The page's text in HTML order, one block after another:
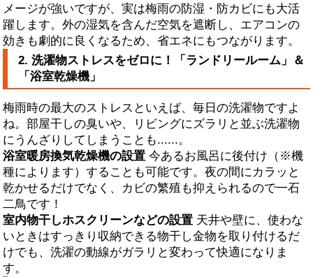
メージが強いですが、実は梅雨の防湿・防カビにも大活
躍します。外の湿気を含んだ空気を遮断し、エアコンの
効きも劇的に良くなるため、省エネにもつながります。
2. 洗濯物ストレスをゼロに！「ランドリールーム」＆
「浴室乾燥機」
梅雨時の最大のストレスといえば、毎日の洗濯物ですよ
ね。部屋干しの臭いや、リビングにズラリと並ぶ洗濯物
にうんざりしてしまうことも......。
浴室暖房換気乾燥機の設置 今あるお風呂に後付け（※機
種によります）することも可能です。夜の間にカラッと
乾かせるだけでなく、カビの繁殖も抑えられるので一石
二鳥です！
室内物干しホスクリーンなどの設置 天井や壁に、使わな
いときはすっきり収納できる物干し金物を取り付けるだ
けでも、洗濯の動線がガラリと変わって快適になりま
す。